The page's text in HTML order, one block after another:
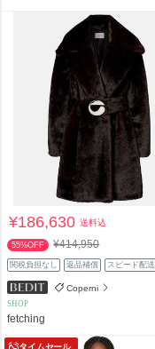
¥186,630送料込
55%OFF ¥414,950
関税負担なし 返品補償 スピード配送
Coperni
SHOP
fetching
タイムセール